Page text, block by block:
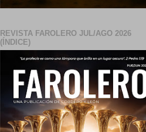
REVISTA FAROLERO JUL/AGO 2026
(ÍNDICE)